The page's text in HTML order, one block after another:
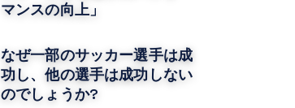
マンスの向上」
なぜ一部のサッカー選手は成
功し、他の選手は成功しない
のでしょうか?